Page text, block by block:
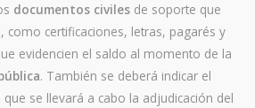
documentos civiles de soporte que
como certificaciones, letras, pagarés y
evidencien el saldo al momento de la
. También se deberá indicar el
se llevará a cabo la adjudicación del